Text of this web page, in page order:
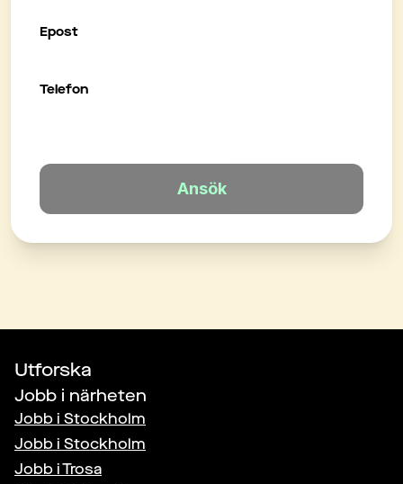
Epost
Telefon
Ansök
Utforska
Jobb i närheten
Jobb i Stockholm
Jobb i Stockholm
Jobb iTrosa